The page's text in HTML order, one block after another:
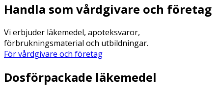
Handla som vårdgivare och företag
Vi erbjuder läkemedel, apoteksvaror,
förbrukningsmaterial och utbildningar.
För vårdgivare och företag
Dosförpackade läkemedel